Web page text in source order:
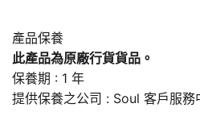
產品保養
此產品為原廠行貨貨品。
保養期 : 1 年
提供保養之公司 : Soul 客戶服務